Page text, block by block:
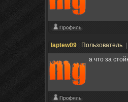
laptew09 Пользователь
а что за